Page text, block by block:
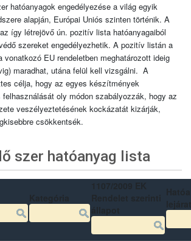
hatóanyagok engedélyezése a világ egyik
alapján, Európai Uniós szinten történik. A
így létrejövő ún. pozitív lista hatóanyagaiból
szereket engedélyezhetik. A pozitív listán a
vonatkozó EU rendeletben meghatározott ideig
maradhat, utána felül kell vizsgálni. A
célja, hogy az egyes készítmények
oly módon szabályozzák, hogy az
veszélyeztetésének kockázatát kizárják,
csökkentsék.
szer hatóanyag lista